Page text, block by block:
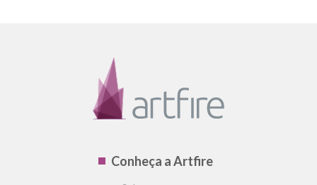
Conheça a Artfire